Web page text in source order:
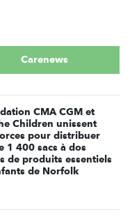
Carenews
CMA CGM et
Children unissent
pour distribuer
1 400 sacs à dos
de produits essentiels
de Norfolk